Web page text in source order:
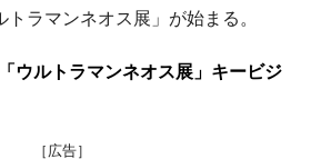
ラマンネオス展」が始まる。
ウルトラマンネオス展」キービジ
［広告］